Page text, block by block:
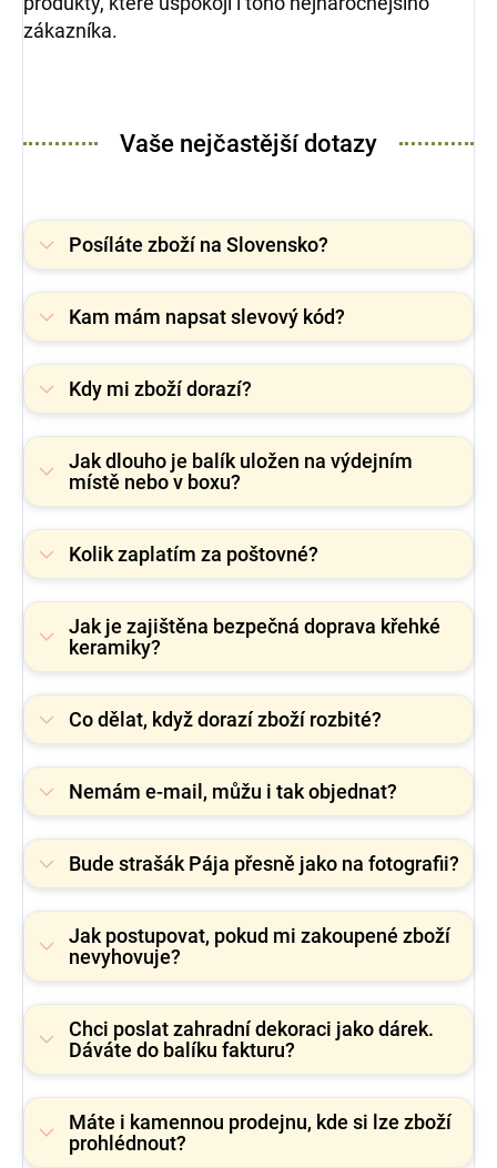
zákazníka.
Vaše nejčastější dotazy
Posíláte zboží na Slovensko?
Kam mám napsat slevový kód?
Kdy mi zboží dorazí?
Jak dlouho je balík uložen na výdejním
místě nebo v boxu?
Kolik zaplatím za poštovné?
Jak je zajištěna bezpečná doprava křehké
keramiky?
Co dělat, když dorazí zboží rozbité?
Nemám e-mail, můžu i tak objednat?
Bude strašák Pája přesně jako na fotografii?
Jak postupovat, pokud mi zakoupené zboží
nevyhovuje?
Chci poslat zahradní dekoraci jako dárek.
Dáváte do balíku fakturu?
Máte i kamennou prodejnu, kde si lze zboží
prohlédnout?